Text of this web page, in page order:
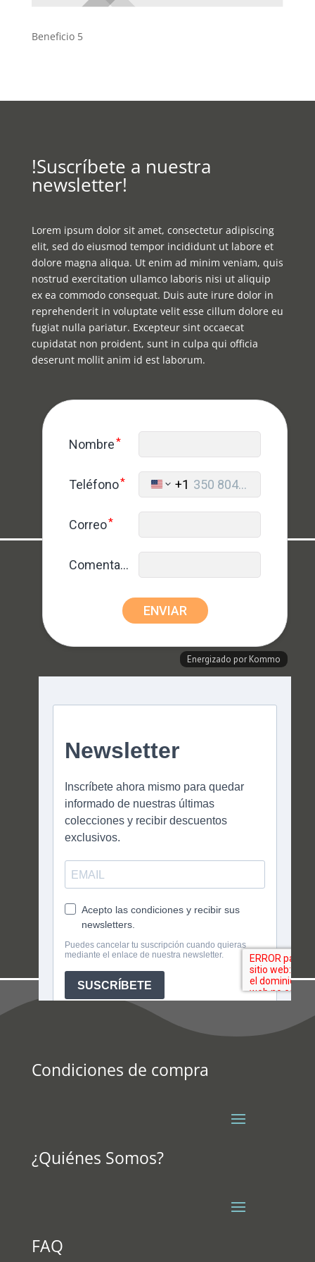
Beneficio 5
!Suscríbete a nuestra
newsletter!
Lorem ipsum dolor sit amet, consectetur adipiscing
elit, sed do eiusmod tempor incididunt ut labore et
dolore magna aliqua. Ut enim ad minim veniam, quis
nostrud exercitation ullamco laboris nisi ut aliquip
ex ea commodo consequat. Duis aute irure dolor in
reprehenderit in voluptate velit esse cillum dolore eu
fugiat nulla pariatur. Excepteur sint occaecat
cupidatat non proident, sunt in culpa qui officia
deserunt mollit anim id est laborum.
Condiciones de compra
¿Quiénes Somos?
FAQ